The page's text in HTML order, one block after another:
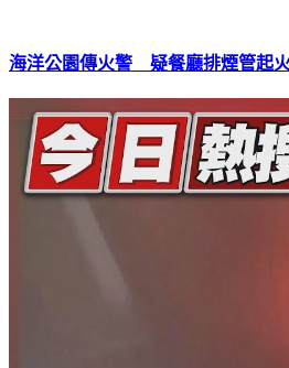
海洋公園傳火警 疑餐廳排煙管起